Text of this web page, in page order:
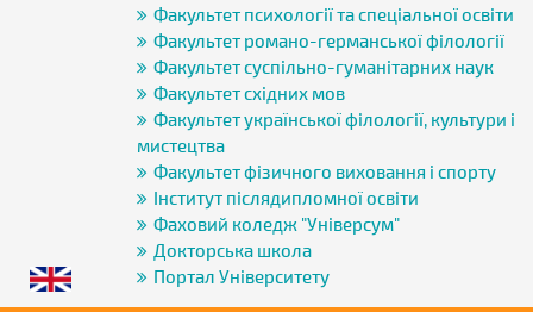
Факультет психології та спеціальної освіти
Факультет романо-германської філології
Факультет суспільно-гуманітарних наук
Факультет східних мов
Факультет української філології, культури і
мистецтва
Факультет фізичного виховання і спорту
Інститут післядипломної освіти
Фаховий коледж "Універсум"
Докторська школа
Портал Університету